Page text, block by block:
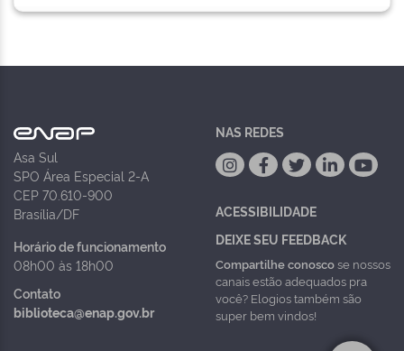
Asa Sul
SPO Área Especial 2-A
CEP 70.610-900
Brasília/DF
Horário de funcionamento
08h00 às 18h00
Contato
biblioteca@enap.gov.br
NAS REDES
ACESSIBILIDADE
DEIXE SEU FEEDBACK
Compartilhe conoscose nossos
canais estão adequados pra
você? Elogios também são
super bem vindos!